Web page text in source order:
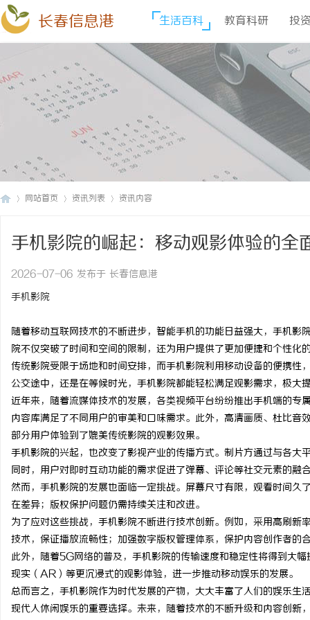
长春信息港 生活百科 教育科研 投
网站首页 资讯列表 资讯内容
手机影院的崛起：移动观影体验的全
2026-07-06 发布于 长春信息港
手机影院
随着移动互联网技术的不断进步，智能手机的功能日益强大，手机
院不仅突破了时间和空间的限制，还为用户提供了更加便捷和个性化
传统影院受限于场地和时间安排，而手机影院利用移动设备的便携
公交途中，还是在等候时光，手机影院都能轻松满足观影需求，极大
近年来，随着流媒体技术的发展，各类视频平台纷纷推出手机端的
内容库满足了不同用户的审美和口味需求。此外，高清画质、杜比
部分用户体验到了媲美传统影院的观影效果。
手机影院的兴起，也改变了影视产业的传播方式。制片方通过与各
同时，用户对即时互动功能的需求促进了弹幕、评论等社交元素的融
然而，手机影院的发展也面临一定挑战。屏幕尺寸有限，观看时间
在差异；版权保护问题仍需持续关注和改进。
为了应对这些挑战，手机影院不断进行技术创新。例如，采用高刷
技术，保证播放流畅性；加强数字版权管理体系，保护内容创作者的
此外，随着5G网络的普及，手机影院的传输速度和稳定性将得到大
现实（AR）等更沉浸式的观影体验，进一步推动移动娱乐的发展。
总而言之，手机影院作为时代发展的产物，大大丰富了人们的娱乐
现代人休闲娱乐的重要选择。未来，随着技术的不断升级和内容创